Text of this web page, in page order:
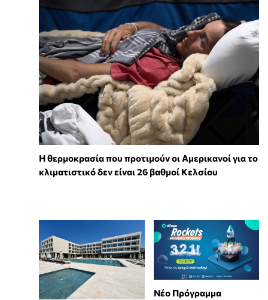
Η θερμοκρασία που προτιμούν οι Αμερικανοί για το
κλιματιστικό δεν είναι 26 βαθμοί Κελσίου
Νέο Πρόγραμμα